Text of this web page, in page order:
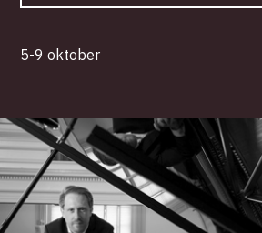
5-9 oktober